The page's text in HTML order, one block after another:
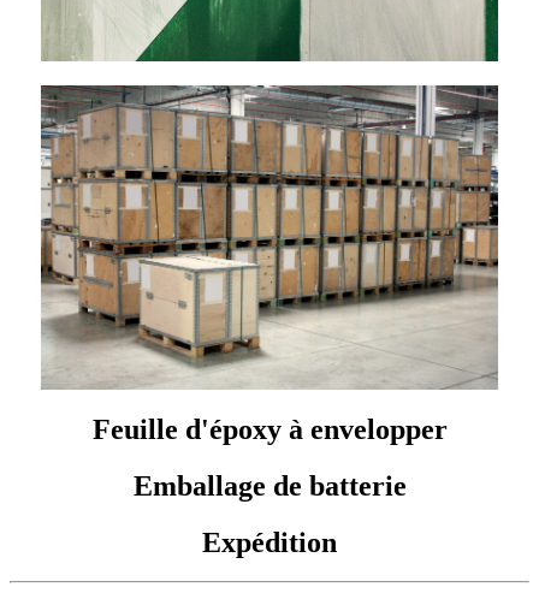
Feuille d'époxy à envelopper
Emballage de batterie
Expédition